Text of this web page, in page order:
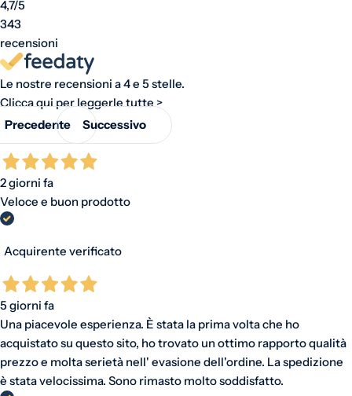
4,7/5
343
recensioni
Le nostre recensioni a 4 e 5 stelle.
Clicca qui per leggerle tutte >
Precedente
Successivo
2 giorni fa
Veloce e buon prodotto
Acquirente verificato
5 giorni fa
Una piacevole esperienza. È stata la prima volta che ho
acquistato su questo sito, ho trovato un ottimo rapporto qualità
prezzo e molta serietà nell' evasione dell'ordine. La spedizione
è stata velocissima. Sono rimasto molto soddisfatto.